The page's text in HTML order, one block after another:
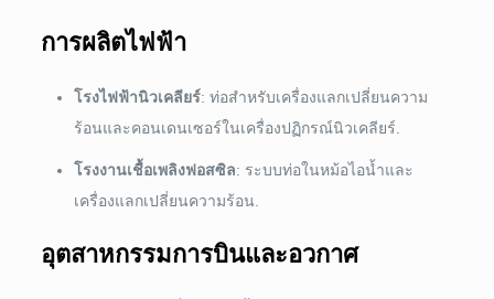
การผลิตไฟฟ้า
โรงไฟฟ้านิวเคลียร์: ท่อสำหรับเครื่องแลกเปลี่ยนความ
ร้อนและคอนเดนเซอร์ในเครื่องปฏิกรณ์นิวเคลียร์.
โรงงานเชื้อเพลิงฟอสซิล: ระบบท่อในหม้อไอน้ำและ
เครื่องแลกเปลี่ยนความร้อน.
อุตสาหกรรมการบินและอวกาศ